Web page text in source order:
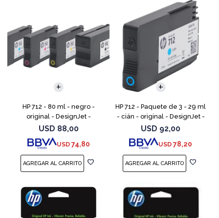
HP 712 - 80 ml - negro -
original - DesignJet -
cartucho de tinta - para
DesignJet Studio, T210, T230,
T250, T630, T650
USD 88,00
USD 74,80
HP 712 - Paquete de 3 - 29 ml
- cián - original - DesignJet -
cartucho de tinta - para
DesignJet Studio, T210, T230,
T250, T630,
USD 92,00
USD 78,20